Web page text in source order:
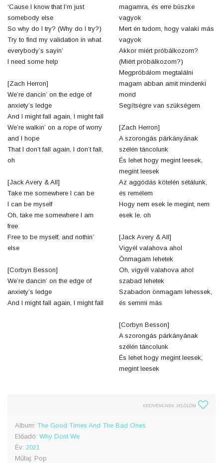
‘Cause I know that I’m just
somebody else
So why do I try? (Why do I try?)
Try to find my validation in what
everybody’s sayin’
I need some help
[Zach Herron]
We’re dancin’ on the edge of
anxiety’s ledge
And I might fall again, I might fall
We’re walkin’ on a rope of worry
and I hope
That I don’t fall again, I don’t fall,
oh
[Jack Avery & All]
Take me somewhere I can be
I can be myself
Oh, take me somewhere I am
free
Free to be myself, and nothin’
else
[Corbyn Besson]
We’re dancin’ on the edge of
anxiety’s ledge
And I might fall again, I might fall
magamra, és erre büszke
vagyok
Mert én tudom, hogy valaki más
vagyok
Akkor miért próbálkozom?
(Miért próbálkozom?)
Megpróbálom megtalálni
magam abban amit mindenki
mond
Segítségre van szükségem
[Zach Herron]
A szorongás párkányának
szélén táncolunk
És lehet hogy megint leesek,
megint leesek
Az aggódás kötelén sétálunk,
és remélem
Hogy nem esek le megint, nem
esek le, oh
[Jack Avery & All]
Vigyél valahova ahol
Önmagam lehetek
Oh, vigyél valahova ahol
szabad lehetek
Szabadon önmagam lehessek,
és semmi más
[Corbyn Besson]
A szorongás párkányának
szélén táncolunk
És lehet hogy megint leesek,
megint leesek
KEDVENCNEK JELÖLÖM
Album: The Good Times And The Bad Ones
Előadó: Why Dont We
Év: 2021
Műfaj: Pop